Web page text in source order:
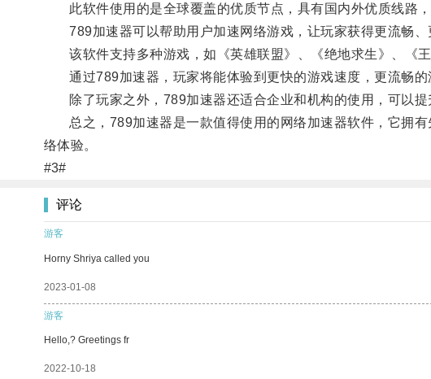
此软件使用的是全球覆盖的优质节点，具有国内外优质线路，
789加速器可以帮助用户加速网络游戏，让玩家获得更流畅、
该软件支持多种游戏，如《英雄联盟》、《绝地求生》、《王
通过789加速器，玩家将能体验到更快的游戏速度，更流畅的
除了玩家之外，789加速器还适合企业和机构的使用，可以提
总之，789加速器是一款值得使用的网络加速器软件，它拥有
络体验。
#3#
评论
游客
Horny Shriya called you
2023-01-08
游客
Hello,? Greetings fr
2022-10-18